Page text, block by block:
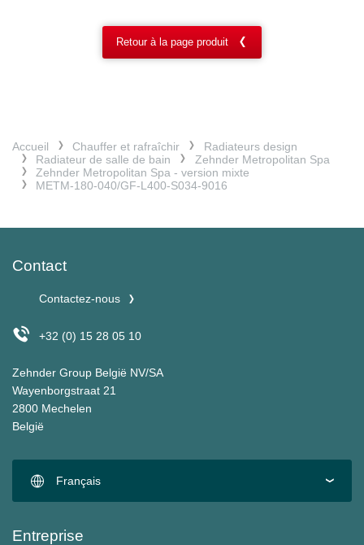
Retour à la page produit
Accueil Chauffer et rafraîchir
Radiateurs design
Radiateur de salle de bain
Zehnder Metropolitan Spa
Zehnder Metropolitan Spa - version mixte
METM-180-040/GF-L400-S034-9016
Contact
Contactez-nous
+32 (0) 15 28 05 10
Zehnder Group België NV/SA
Wayenborgstraat 21
2800 Mechelen
België
Français
Entreprise